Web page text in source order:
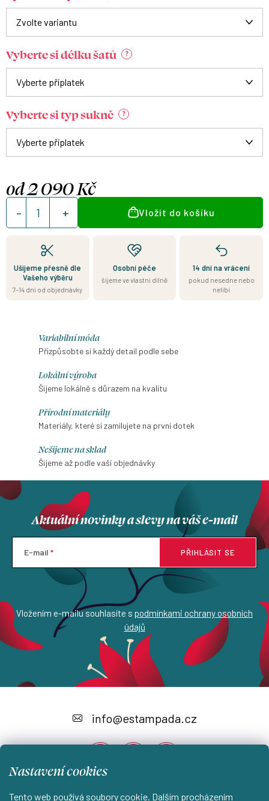
Nastavení cookies
Tento web používá soubory cookie. Dalším procházením
Vyberte si délku šatů ?
Vyberte si typ sukně ?
od2 090 Kč
Měrná
cena:
Vložit do košíku
Ušijeme přesně dle
Vašeho výběru
7–14 dní od objednávky
Osobní péče
šijeme ve vlastní dílně
14 dní na vrácení
pokud nesedne nebo
nelíbí
Variabilní móda
Přizpůsobte si každý detail podle sebe
Lokální výroba
Šijeme lokálně s důrazem na kvalitu
Přírodní materiály
Materiály, které si zamilujete na první dotek
Nešijeme na sklad
Šijeme až podle vaší objednávky
Aktuální novinky a slevy na váš e-mail
E-mail
Vložením e-mailu souhlasíte s podmínkami ochrany osobních
údajů
PŘIHLÁSIT SE
p
a
info@estampada.cz